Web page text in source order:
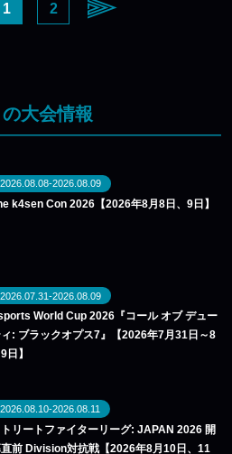
1 2
大会情報
2026.08.08-2026.08.09
k4sen Con 2026【2026年8月8日、9日】
2026.07.31-2026.08.09
World Cup 2026『コール オブ デュー
: ブラックオプス7』【2026年7月31日～8
日】
2026.08.10-2026.08.11
トリートファイターリーグ: JAPAN 2026 開
前 Division対抗戦【2026年8月10日、11